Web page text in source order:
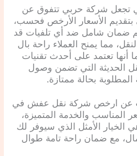
تجعل شركة حربي تتفوق عن
بتقديم الأسعار الأرخص فحسب،
ضمان شامل ضد أي تلفيات قد
مما يمنح العملاء راحة بال
أنها تعتمد على أحدث تقنيات
الحديثة التي تضمن وصول
بحالة ممتازة.
عن ارخص شركة نقل عفش في
المناسب والخدمة المتميزة،
الأمثل الذي سيوفر لك
مع ضمان راحة تامة طوال